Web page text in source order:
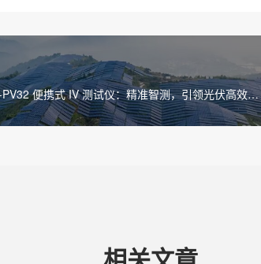
便携式 IV 测试仪：精准智测，引领光伏高效检